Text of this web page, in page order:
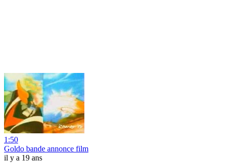
1:50
Goldo bande annonce film
il y a 19 ans